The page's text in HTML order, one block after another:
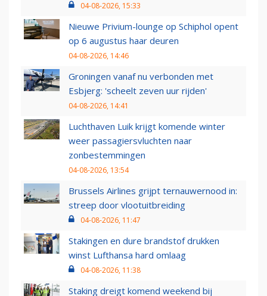
04-08-2026, 15:33
Nieuwe Privium-lounge op Schiphol opent
op 6 augustus haar deuren
04-08-2026, 14:46
Groningen vanaf nu verbonden met
Esbjerg: 'scheelt zeven uur rijden'
04-08-2026, 14:41
Luchthaven Luik krijgt komende winter
weer passagiersvluchten naar
zonbestemmingen
04-08-2026, 13:54
Brussels Airlines grijpt ternauwernood in:
streep door vlootuitbreiding
04-08-2026, 11:47
Stakingen en dure brandstof drukken
winst Lufthansa hard omlaag
04-08-2026, 11:38
Staking dreigt komend weekend bij